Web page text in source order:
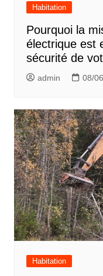
Habitation
Pourquoi la
électrique est
sécurité de
admin 08/
Habitation